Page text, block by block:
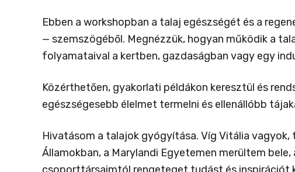
Ebben a workshopban a talaj egészségét és a
— szemszögéből. Megnézzük, hogyan működik a
folyamataival a kertben, gazdaságban vagy egy
Közérthetően, gyakorlati példákon keresztül és
egészségesebb élelmet termelni és ellenállóbb
Hivatásom a talajok gyógyítása. Víg Vitália
Államokban, a Marylandi Egyetemen merültem